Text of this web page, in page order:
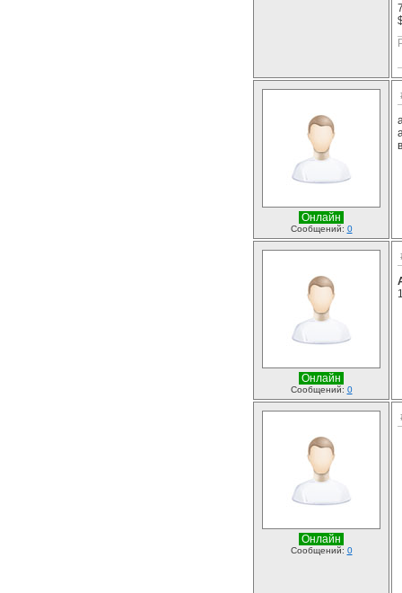
Онлайн
Сообщений: 0
Онлайн
Сообщений: 0
Онлайн
Сообщений: 0